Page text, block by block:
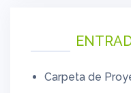
Carpeta de